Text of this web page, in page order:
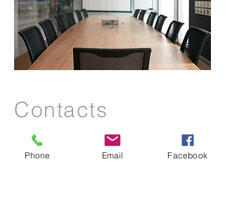
Contacts
Nous écrire, nous rencontrer
Phone Email Facebook